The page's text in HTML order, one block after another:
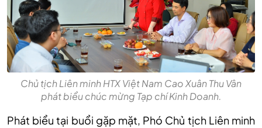
Chủ tịch Liên minh HTX Việt Nam Cao Xuân Thu Vân
phát biểu chúc mừng Tạp chí Kinh Doanh.
Phát biểu tại buổi gặp mặt, Phó Chủ tịch Liên minh